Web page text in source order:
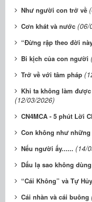
Như người con trở về
Cơn khát và nước (06/
“Đừng rập theo đời
Bi kịch của con người
Trở về với tâm pháp
Khi ta không làm
(12/03/2026)
CN4MCA - 5 phút Lời
Con không như
Nếu người ấy...... (14/
Dấu lạ sao không
“Cái Không” và Tự
Cái nhàn và cái buông